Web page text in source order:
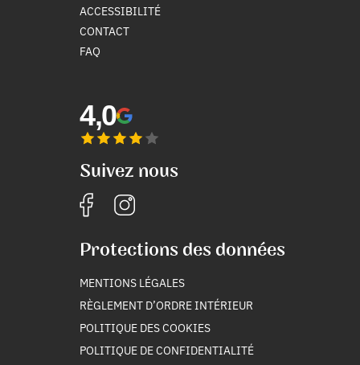
ACCESSIBILITÉ
CONTACT
FAQ
4,0
Suivez nous
Protections des données
MENTIONS LÉGALES
RÈGLEMENT D’ORDRE INTÉRIEUR
POLITIQUE DES COOKIES
POLITIQUE DE CONFIDENTIALITÉ